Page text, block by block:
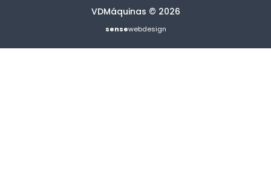
VDMáquinas © 2026
sensewebdesign